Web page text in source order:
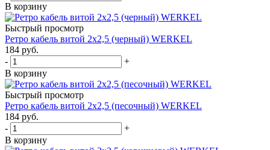
В корзину
Быстрый просмотр
Ретро кабель витой 2х2,5 (черный) WERKEL
184 руб.
-
+
В корзину
Быстрый просмотр
Ретро кабель витой 2х2,5 (песочный) WERKEL
184 руб.
-
+
В корзину